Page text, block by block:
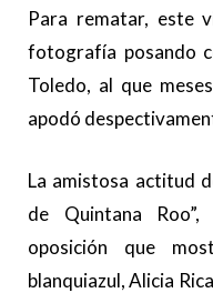
Para rematar, este
fotografía posando
Toledo, al que
apodó
La amistosa actitud
de Quintana
oposición que
blanquiazul, Alicia